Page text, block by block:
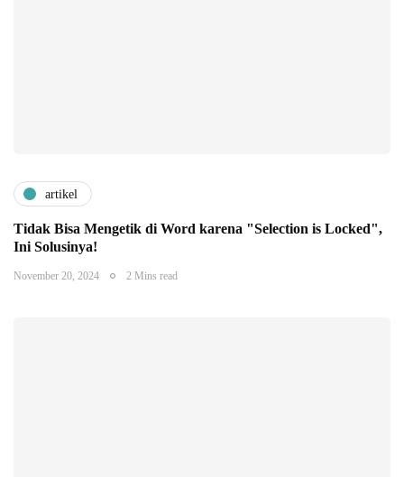
artikel
Tidak Bisa Mengetik di Word karena "Selection is Locked",
Ini Solusinya!
November 20, 2024 2 Mins read